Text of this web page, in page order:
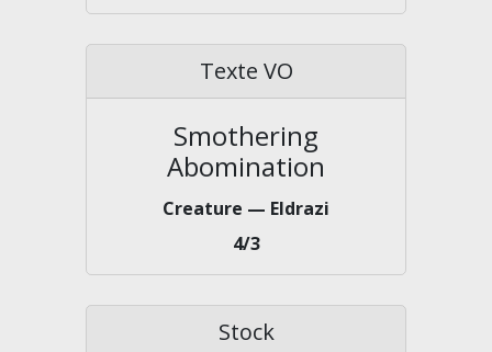
Texte VO
Smothering
Abomination
Creature — Eldrazi
4/3
Stock